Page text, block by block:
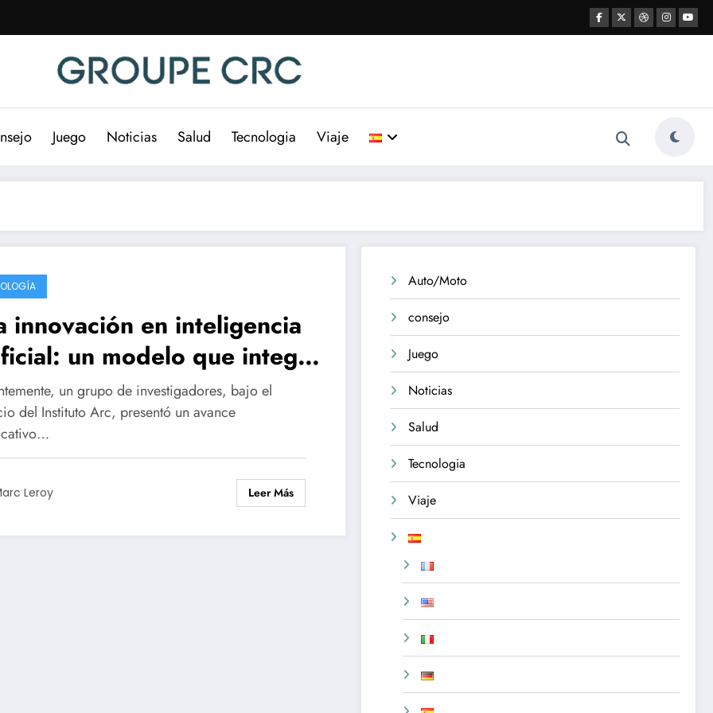
Juego Noticias Salud Tecnologia Viaje
innovación en inteligencia
un modelo que integra
de todas las
existentes
un grupo de investigadores, bajo el
del Instituto Arc, presentó un avance
Leroy Leer Más
Auto/Moto
consejo
Juego
Noticias
Salud
Tecnologia
Viaje